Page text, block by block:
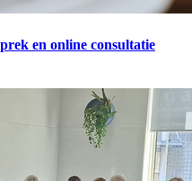
en online consultatie